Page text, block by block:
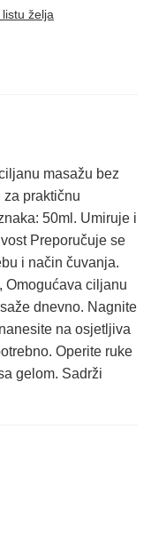
želja
masažu bez
praktičnu
50ml. Umiruje i
Preporučuje se
i način čuvanja.
Omogućava ciljanu
dnevno. Nagnite
na osjetljiva
Operite ruke
gelom. Sadrži